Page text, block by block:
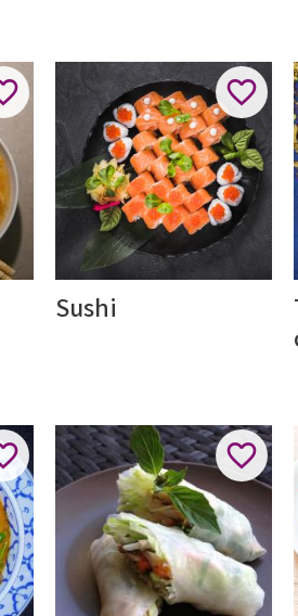
Lägg till i favoriter
Sushi
Lägg
Lägg till i favoriter Lägg